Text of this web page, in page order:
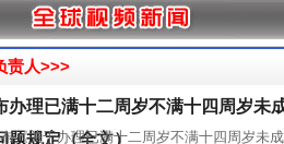
责人>>>
办理已满十二周岁不满十四周岁未
题规定（全文）
《关于办理已满十二周岁不满十四周岁未